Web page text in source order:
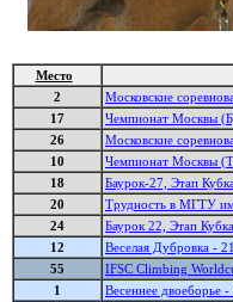
Место
2
Московские
17
Чемпионат Москвы
26
Московские
10
Чемпионат Москвы
18
Баурок-27, Этап
20
Трудность в МГТУ
24
Баурок 22, Этап
12
Веселая Дубровка -
55
IFSC Climbing
1
Весеннее